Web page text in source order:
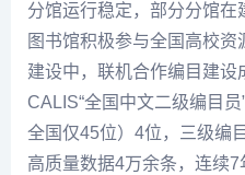
分馆运行稳定，部分分馆在
图书馆积极参与全国高校资
建设中，联机合作编目建设
CALIS“全国中文二级编目
全国仅45位）4位，三级编
高质量数据4万余条，连续